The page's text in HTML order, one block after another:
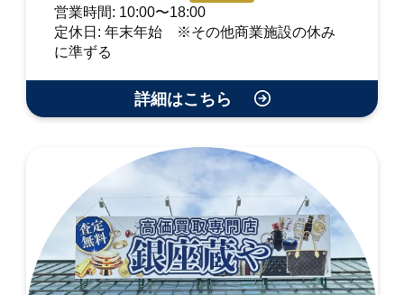
営業時間: 10:00〜18:00
定休日: 年末年始 ※その他商業施設の休み
に準ずる
詳細はこちら